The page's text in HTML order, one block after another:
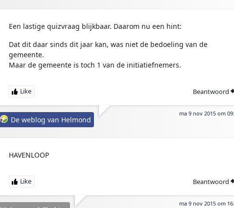
Een lastige quizvraag blijkbaar. Daarom nu een hint:
Dat dit daar sinds dit jaar kan, was niet de bedoeling van de
gemeente.
Maar de gemeente is toch 1 van de initiatiefnemers.
Beantwoord
ma 9 nov 2015 om
De weblog van Helmond
HAVENLOOP
Beantwoord
ma 9 nov 2015 om